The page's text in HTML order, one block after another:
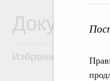
Избранные